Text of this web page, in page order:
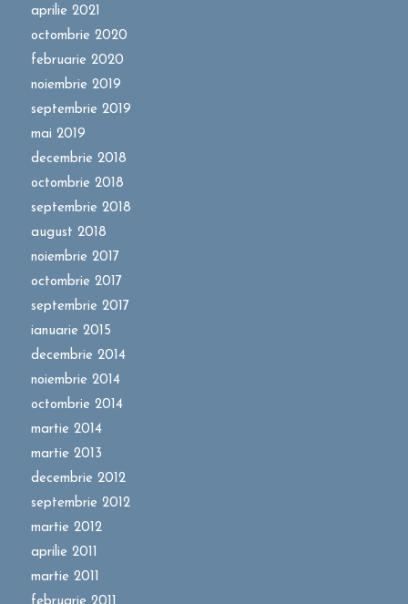
aprilie 2021
octombrie 2020
februarie 2020
noiembrie 2019
septembrie 2019
mai 2019
decembrie 2018
octombrie 2018
septembrie 2018
august 2018
noiembrie 2017
octombrie 2017
septembrie 2017
ianuarie 2015
decembrie 2014
noiembrie 2014
octombrie 2014
martie 2014
martie 2013
decembrie 2012
septembrie 2012
martie 2012
aprilie 2011
martie 2011